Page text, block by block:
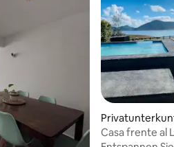
5, 42 Bewertungen
nte
Casa frente al